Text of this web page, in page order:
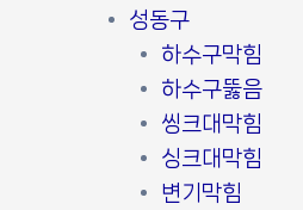
성동구
하수구막힘
하수구뚫음
씽크대막힘
싱크대막힘
변기막힘